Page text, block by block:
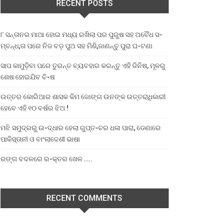
RECENT POSTS
୮ ସନ୍ତାନର ମାଆ ହୋଇ ମଧ୍ୟ ରଖିଲା ପର ପୁରୁଷ ସହ ଅବୈଧ ସ-
ମ୍ବନ୍ଧ,ତା ପରେ ନିଜ ବଡ଼ ପୁଅ ସହ ମିଶି,ଜାଣନ୍ତୁ ପୁରା ଘ-ଟଣା
ସାପ କାମୁଡ଼ିବା ପରେ ତୁରନ୍ତ ବ୍ୟବହାର କରନ୍ତୁ ଏହି ଜିନିଷ, ମୂଳରୁ
ଶେଷ ହୋଇଯିବ ବି-ଷ
ଉତ୍ତର କୋରିଆର ଶାସକ କିମ ଜୋଙ୍ଗ ଉନଙ୍କ ଉତ୍ତରାଧିକାରୀ
ହେବେ ଏହି ୧୦ ବର୍ଷର ଝିଅ !
ମଝି ସମୁଦ୍ରରୁ ଉ-ଦ୍ଧାର ହେଲା ଗୁପ୍ତ-ଚର ଧଳା ପାରା, ଡେଣାରେ
ପାକିସ୍ତାନୀ ଓ ବାଂଲାଦେଶୀ ଭାଷା
ରଙ୍ଗ ବଦଳରେ ର-କ୍ତର ଖେଳ …..
RECENT COMMENTS